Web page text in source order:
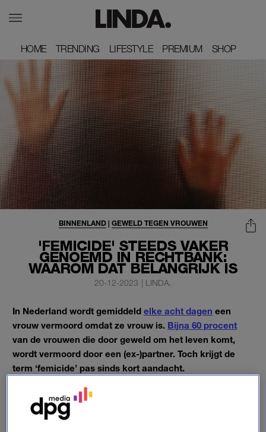
HOME
HOME TRENDING
TRENDING LIFESTYLE
LIFESTYLE PREMIUM
PREMIUM SHOP
SHOP
'FEMICIDE' STEEDS VAKER
GENOEMD IN RECHTBANK:
WAAROM DAT BELANGRIJK IS
BINNENLAND| GEWELD TEGEN VROUWEN
20-12-2023 | LINDA.
In Nederland wordt gemiddeld elke acht dagen een
vrouw vermoord omdat ze vrouw is. Bijna 60 procent
van de vrouwen die door geweld om het leven komt,
wordt vermoord door een (ex-)partner. Toch krijgt de
term ‘femicide’ pas sinds kort aandacht.
Onder meer in de rechtbank, vertelt de landelijk officier van
justitie aanNRC.